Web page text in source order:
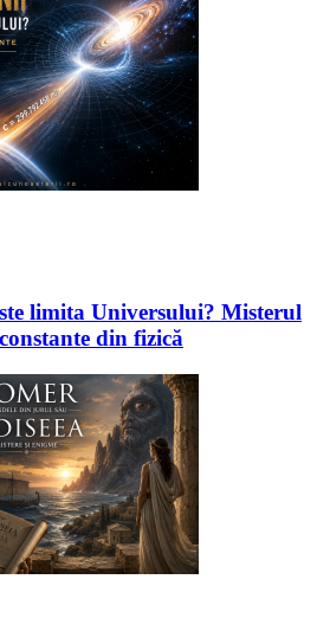
limita Universului? Misterul
din fizică